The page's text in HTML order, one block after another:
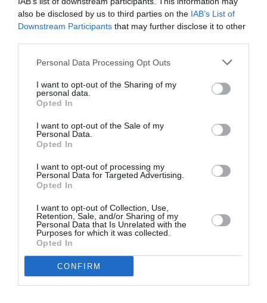
also be disclosed by us to third parties on the IAB’s List of
Downstream Participants that may further disclose it to other
Personal Data Processing Opt Outs
I want to opt-out of the Sharing of my
personal data.
Opted In
I want to opt-out of the Sale of my
Personal Data.
Opted In
I want to opt-out of processing my
Personal Data for Targeted Advertising.
Opted In
I want to opt-out of Collection, Use,
Retention, Sale, and/or Sharing of my
Personal Data that Is Unrelated with the
Purposes for which it was collected.
Opted In
CONFIRM
Ακολουθήστε το Culturenow.gr στοGoogle Newsκαι
Δείτε όλα τατελευταία νέαγια την Τέχνη και τον
Πολιτισμό στο
Culturenow.gr
Νέοι Διαγωνισμοί
Tags
ΔΙΑΛΕΞΕΙΣ - ΟΜΙΛΙΕΣ
ΚΟΙΝΩΦΕΛΕΣ ΙΔΡΥΜΑ ΙΩΑΝΝΗ Σ. ΛΑΤΣΗ
Newsletter
Κάθε βδομάδα στο e-mail σας τα τελευταία νέα για
την Τέχνη και τον Πολιτισμό!